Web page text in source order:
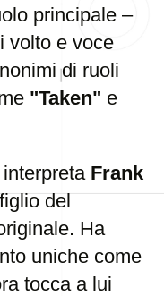
principale –
volto e voce
di ruoli
"Taken" e
Frank
del
Ha
uniche come
tocca a lui